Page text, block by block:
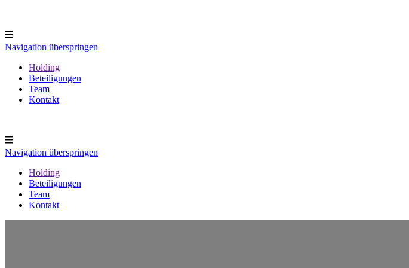
Navigation überspringen
Holding
Beteiligungen
Team
Kontakt
Navigation überspringen
Holding
Beteiligungen
Team
Kontakt